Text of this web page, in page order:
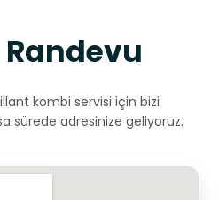
kombi servisi için bizi
sürede adresinize geliyoruz.